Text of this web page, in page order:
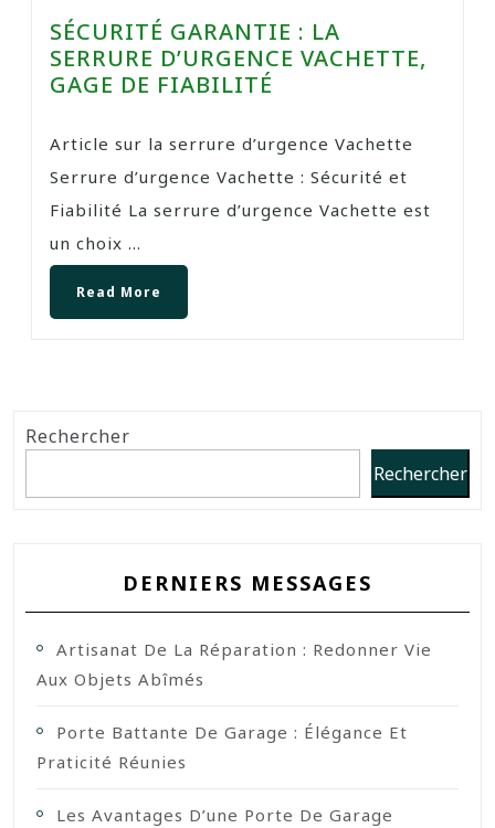
SÉCURITÉ GARANTIE : LA
SERRURE D’URGENCE VACHETTE,
GAGE DE FIABILITÉ
Article sur la serrure d’urgence Vachette
Serrure d’urgence Vachette : Sécurité et
Fiabilité La serrure d’urgence Vachette est
un choix ...
Read More
Rechercher
Rechercher
DERNIERS MESSAGES
Artisanat De La Réparation : Redonner Vie
Aux Objets Abîmés
Porte Battante De Garage : Élégance Et
Praticité Réunies
Les Avantages D’une Porte De Garage